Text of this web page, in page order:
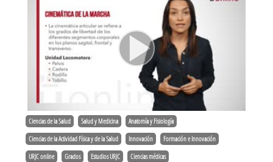
Ciencias de la Salud Salud y Medicina Anatomía y Fisiología
Ciencias de la Actividad Física y de la Salud Innovación Formación e Innovación
URJC online Grados Estudios URJC Ciencias médicas